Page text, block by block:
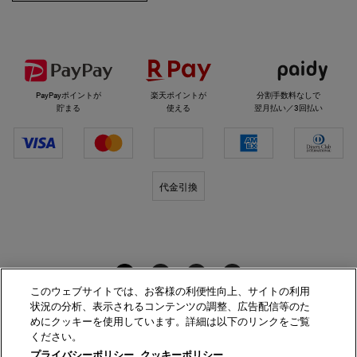
PayPayポイントが
貯まる
楽天ポイントが
使える
分割手数料なしで
翌月払い／3回払い
代金引換
このウェブサイトでは、お客様の利便性向上、サイトの利用
状況の分析、表示されるコンテンツの調整、広告配信等のた
めにクッキーを使用しています。詳細は以下のリンクをご覧
ください。